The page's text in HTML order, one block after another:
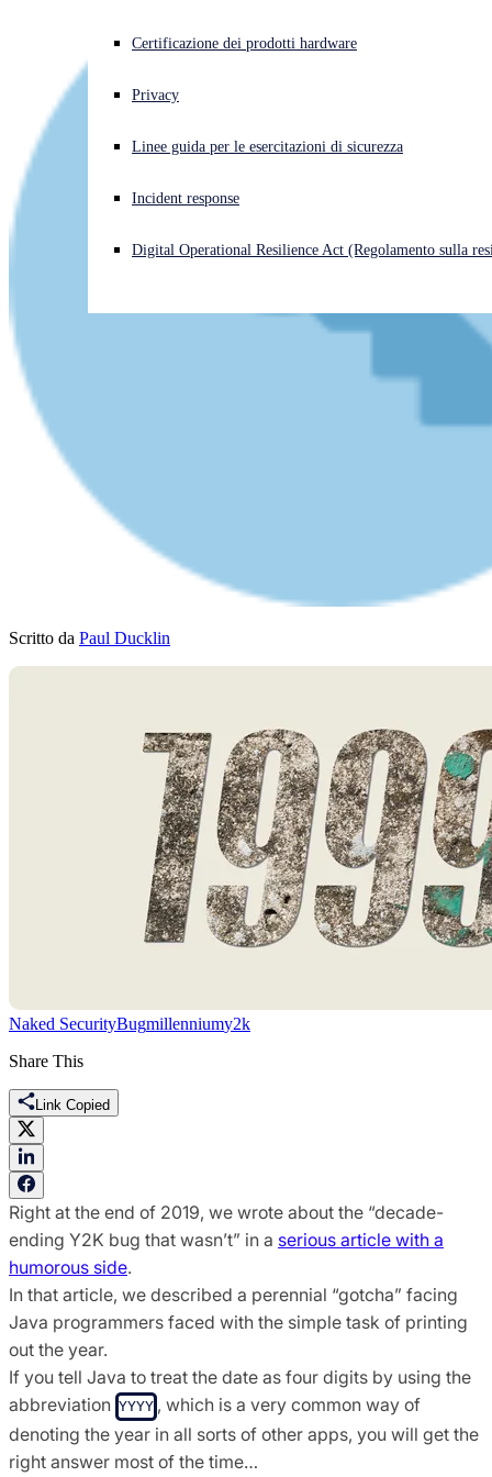
Cyberattacco in corso? Ottieni assistenza immediata
Accedi
Open search
Italiano Open language switcher
Certificazione dei prodotti hardware
Privacy
Linee guida per le esercitazioni di sicurezza
Incident response
Digital Operational Resilience Act (Regolamento sulla
Scritto da Paul Ducklin
Naked SecurityBugmillenniumy2k
Share This
Link Copied
Right at the end of 2019, we wrote about the “decade-
ending Y2K bug that wasn’t” in a serious article with a
humorous side.
In that article, we described a perennial “gotcha” facing
Java programmers faced with the simple task of printing
out the year.
If you tell Java to treat the date as four digits by using the
abbreviation YYYY , which is a very common way of
denoting the year in all sorts of other apps, you will get the
right answer most of the time…